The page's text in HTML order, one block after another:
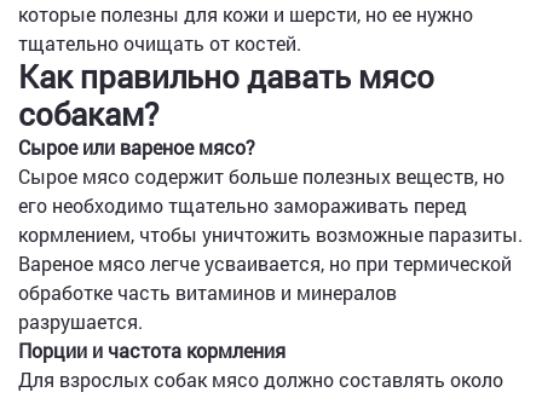
которые полезны для кожи и шерсти, но ее нужно
тщательно очищать от костей.
Как правильно давать мясо
собакам?
Сырое или вареное мясо?
Сырое мясо содержит больше полезных веществ, но
его необходимо тщательно замораживать перед
кормлением, чтобы уничтожить возможные паразиты.
Вареное мясо легче усваивается, но при термической
обработке часть витаминов и минералов
разрушается.
Порции и частота кормления
Для взрослых собак мясо должно составлять около